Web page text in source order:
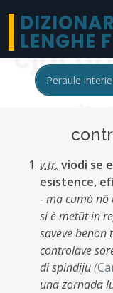
LENGHE
v.tr. viodi se
esistence,
- ma cumò nô
si è metût in
saveve benon
controlave
di spindiju(
una zornada